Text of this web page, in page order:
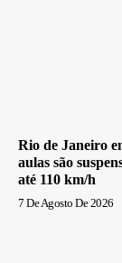
Rio de Janeiro
aulas são
até 110 km/h
7 De Agosto De 2026